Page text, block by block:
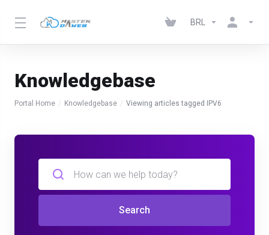
BRL
Knowledgebase
Portal Home Knowledgebase Viewing articles tagged IPV6
Search